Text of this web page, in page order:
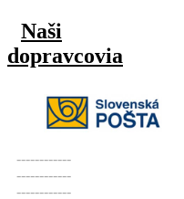
Naši
dopravcovia
------------
------------
------------